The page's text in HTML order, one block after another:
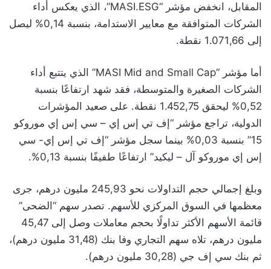
المقابل، انخفض مؤشر “MASI.ESG”، الذي يعكس أداء
الشركات المتوافقة مع معايير الاستدامة، بنسبة 0,14% ليصل
إلى 1.071,66 نقطة.
أما مؤشر “MASI Mid and Small Cap” الذي يتتبع أداء
الشركات الصغيرة والمتوسطة، فقد شهد ارتفاعًا بنسبة
0,52% ليحقق 1.452,75 نقطة. على صعيد المؤشرات
الدولية، تراجع مؤشر “إف تي إس إي – سي إس إي موروكو
15” بنسبة 0,03% بينما سجل مؤشر “إف تي إس إي- سي
إس إي موروكو آل – ليكيد” ارتفاعًا طفيفًا بنسبة 0,13%.
وبلغ إجمالي حجم التداولات نحو 245,93 مليون درهم، جرى
معظمها في السوق المركزي للأسهم. تصدر سهم “الضحى”
قائمة الأسهم الأكثر تداولًا بحجم معاملات وصل إلى 45,47
مليون درهم، تلاه سهم التجاري وفا بنك (31,48 مليون درهم)،
ثم بنك سي إف جي (30,28 مليون درهم).